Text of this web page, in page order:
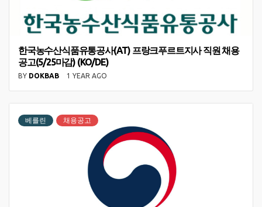
한국농수산식품유통공사(AT) 프랑크푸르트지사 직원 채용
공고(5/25마감) (KO/DE)
BY DOKBAB 1 YEAR AGO
베를린 채용공고